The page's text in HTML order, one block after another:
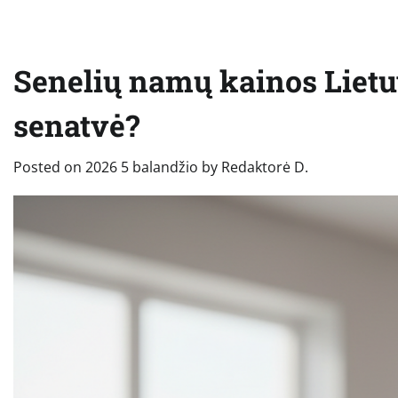
Senelių namų kainos
senatvė?
Posted on 2026 5 balandžio by Redaktorė D.